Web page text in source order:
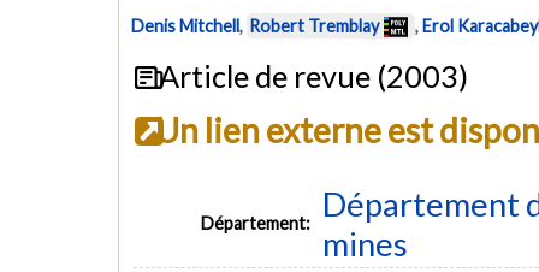
Denis Mitchell, Robert Tremblay ,Erol
Article de revue (2003)
Un lien externe est
Département:
Département
mines